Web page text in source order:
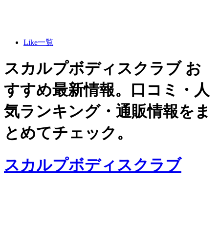
Like一覧
スカルプボディスクラブ お
すすめ最新情報。口コミ・人
気ランキング・通販情報をま
とめてチェック。
スカルプボディスクラブ